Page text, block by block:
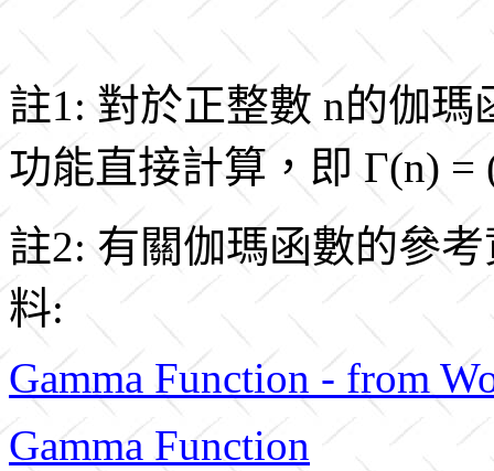
註1: 對於正整數 n的伽
功能直接計算，即 Γ(n) =
註2: 有關伽瑪函數的參
料:
Gamma Function - from
Gamma Function